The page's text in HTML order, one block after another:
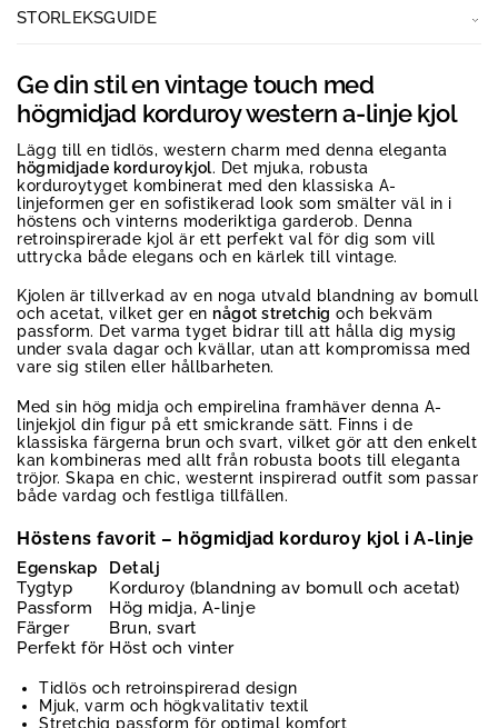
STORLEKSGUIDE
Ge din stil en vintage touch med
högmidjad korduroy western a-linje kjol
Lägg till en tidlös, western charm med denna eleganta
högmidjade korduroykjol. Det mjuka, robusta
korduroytyget kombinerat med den klassiska A-
linjeformen ger en sofistikerad look som smälter väl in i
höstens och vinterns moderiktiga garderob. Denna
retroinspirerade kjol är ett perfekt val för dig som vill
uttrycka både elegans och en kärlek till vintage.
Kjolen är tillverkad av en noga utvald blandning av bomull
och acetat, vilket ger en något stretchig och bekväm
passform. Det varma tyget bidrar till att hålla dig mysig
under svala dagar och kvällar, utan att kompromissa med
vare sig stilen eller hållbarheten.
Med sin hög midja och empirelina framhäver denna A-
linjekjol din figur på ett smickrande sätt. Finns i de
klassiska färgerna brun och svart, vilket gör att den enkelt
kan kombineras med allt från robusta boots till eleganta
tröjor. Skapa en chic, westernt inspirerad outfit som passar
både vardag och festliga tillfällen.
Höstens favorit – högmidjad korduroy kjol i A-linje
Egenskap
Detalj
Tygtyp
Korduroy (blandning av bomull och acetat)
Passform
Hög midja, A-linje
Färger
Brun, svart
Perfekt för Höst och vinter
Tidlös och retroinspirerad design
Mjuk, varm och högkvalitativ textil
Stretchig passform för optimal komfort